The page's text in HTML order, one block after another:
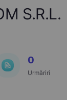
S.R.L.
0
Urmăriri